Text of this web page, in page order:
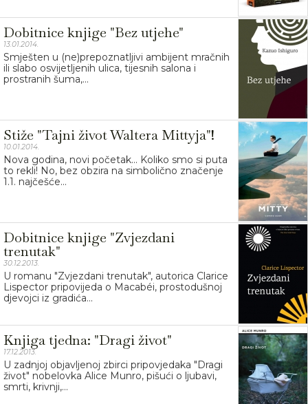
Dobitnice knjige "Bez utjehe"
13.01.2014.
Smješten u (ne)prepoznatljivi ambijent mračnih
ili slabo osvijetljenih ulica, tijesnih salona i
prostranih šuma,...
Stiže "Tajni život Waltera Mittyja"!
10.01.2014.
Nova godina, novi početak... Koliko smo si puta
to rekli! No, bez obzira na simbolično značenje
1.1. najčešće...
Dobitnice knjige "Zvjezdani
trenutak"
30.12.2013.
U romanu "Zvjezdani trenutak", autorica Clarice
Lispector pripovijeda o Macabéi, prostodušnoj
djevojci iz gradića...
Knjiga tjedna: "Dragi život"
17.12.2013.
U zadnjoj objavljenoj zbirci pripovjedaka "Dragi
život" nobelovka Alice Munro, pišući o ljubavi,
smrti, krivnji,...